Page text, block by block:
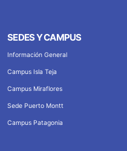
SEDES Y CAMPUS
Información General
Campus Isla Teja
Campus Miraflores
Sede Puerto Montt
Campus Patagonia